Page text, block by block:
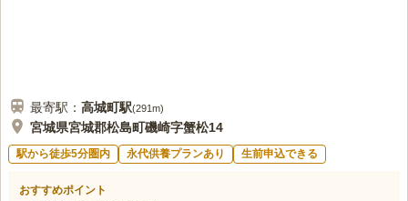
最寄駅： 高城町駅(291m)
宮城県宮城郡松島町磯崎字蟹松14
駅から徒歩5分圏内 永代供養プランあり 生前申込できる
おすすめポイント